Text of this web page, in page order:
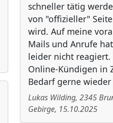
schneller tätig
von "offizieller"
wird. Auf meine
Mails und Anrufe
leider nicht reagiert.
Online-Kündigen in
Bedarf gerne
Lukas Wilding, 2345
Gebirge, 15.10.2025